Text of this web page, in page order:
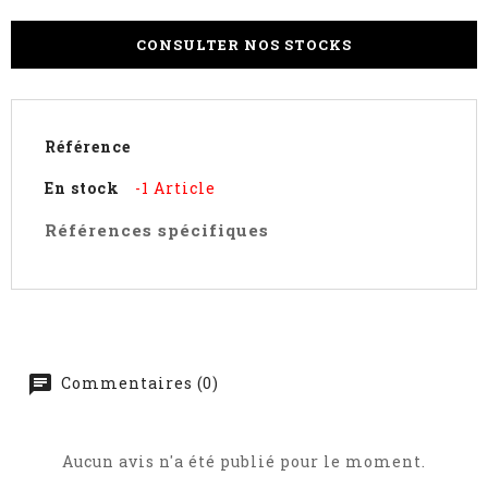
CONSULTER NOS STOCKS
Référence
En stock
-1 Article
Références spécifiques
Commentaires (0)
Aucun avis n'a été publié pour le moment.